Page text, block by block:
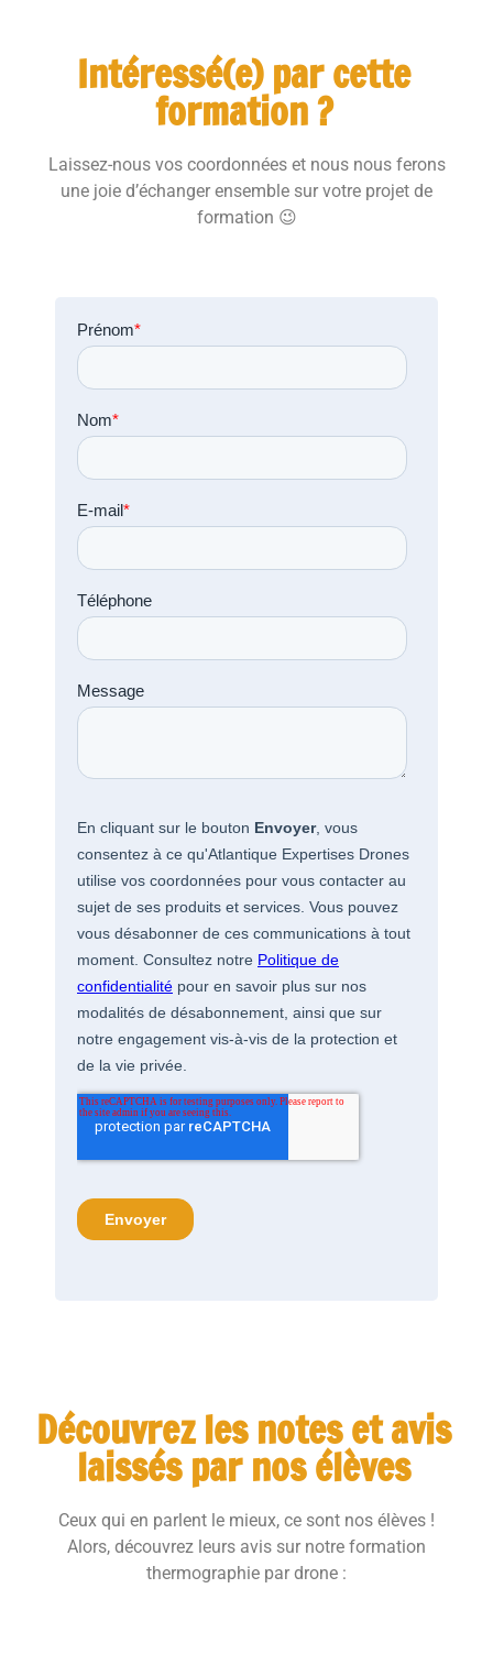
Intéressé(e) par cette
formation ?
Laissez-nous vos coordonnées et nous nous ferons
une joie d’échanger ensemble sur votre projet de
formation 😉
Découvrez les notes et avis
laissés par nos élèves
Ceux qui en parlent le mieux, ce sont nos élèves !
Alors, découvrez leurs avis sur notre formation
thermographie par drone :